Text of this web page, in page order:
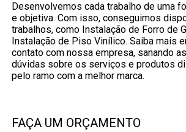
Desenvolvemos cada trabalho de uma
e objetiva. Com isso, conseguimos
trabalhos, como Instalação de Forro de
Instalação de Piso Vinílico. Saiba mais
contato com nossa empresa, sanando
dúvidas sobre os serviços e produtos
pelo ramo com a melhor marca.
FAÇA UM ORÇAMENTO